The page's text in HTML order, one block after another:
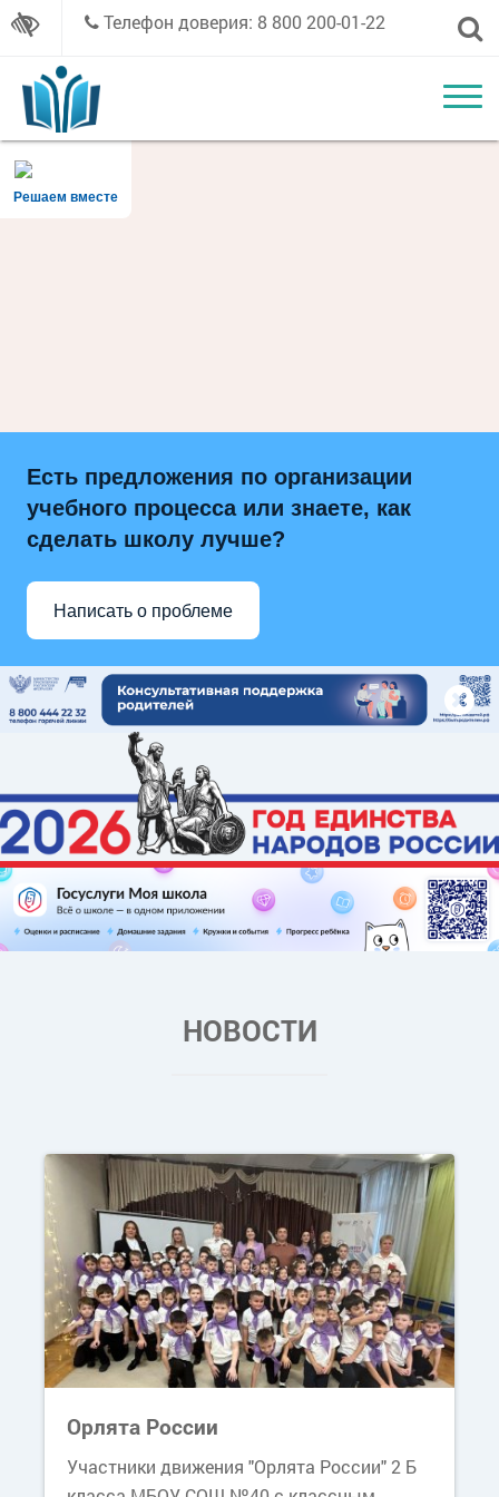
Телефон доверия: 8 800 200-01-22
Решаем вместе
Есть предложения по организации
учебного процесса или знаете, как
сделать школу лучше?
Написать о проблеме
НОВОСТИ
Орлята России
Участники движения "Орлята России" 2 Б